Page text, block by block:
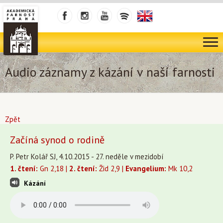
Audio záznamy z kázání v naší farnosti
Zpět
Začíná synod o rodině
P. Petr Kolář SJ, 4.10.2015 - 27. neděle v mezidobí
1. čtení: Gn 2,18 | 2. čtení: Žid 2,9 | Evangelium: Mk 10,2
Kázání